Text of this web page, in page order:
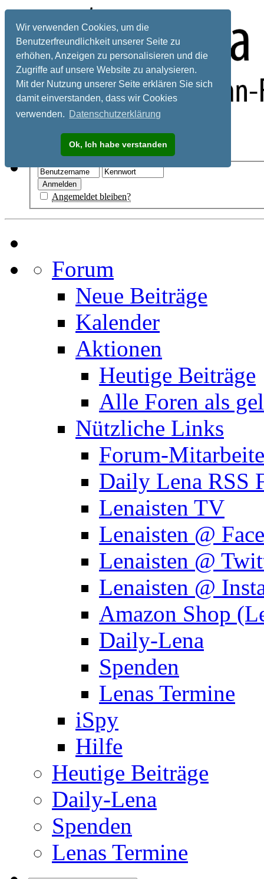
Wir verwenden Cookies, um die
Benutzerfreundlichkeit unserer Seite zu
erhöhen, Anzeigen zu personalisieren und die
Zugriffe auf unsere Website zu analysieren.
Mit der Nutzung unserer Seite erklären Sie sich
damit einverstanden, dass wir Cookies
verwenden. Datenschutzerklärung
Ok, Ich habe verstanden
Registrieren
Angemeldet bleiben?
Forum
Neue Beiträge
Kalender
Aktionen
Heutige Beiträge
Alle Foren als
Nützliche Links
Forum-
Daily Lena RSS
Lenaisten TV
Lenaisten @
Lenaisten @
Lenaisten @
Amazon Shop
Daily-Lena
Spenden
Lenas Termine
iSpy
Hilfe
Heutige Beiträge
Daily-Lena
Spenden
Lenas Termine